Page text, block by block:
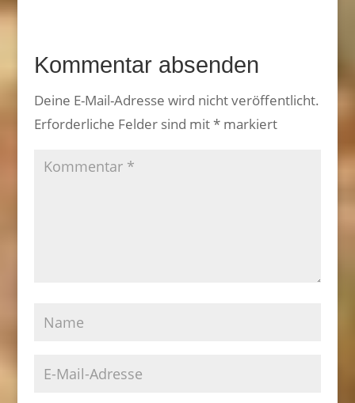
Kommentar absenden
Deine E-Mail-Adresse wird nicht veröffentlicht.
Erforderliche Felder sind mit*markiert